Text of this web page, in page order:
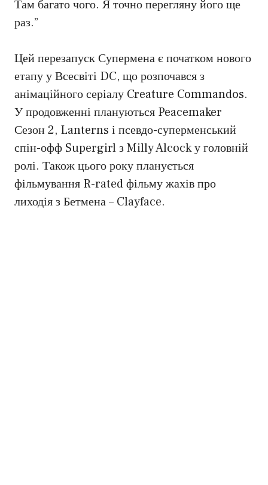
Там багато чого. Я точно перегляну його ще
раз.”
Цей перезапуск Супермена є початком нового
етапу у Всесвіті DC, що розпочався з
анімаційного серіалу Creature Commandos.
У продовженні плануються Peacemaker
Сезон 2, Lanterns і псевдо-суперменський
спін-офф Supergirl з Milly Alcock у головній
ролі. Також цього року планується
фільмування R-rated фільму жахів про
лиходія з Бетмена – Clayface.